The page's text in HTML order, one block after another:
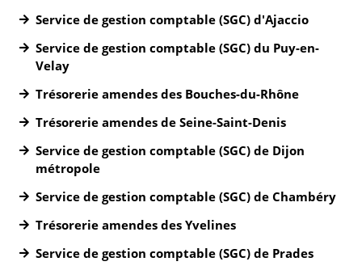
Service de gestion comptable (SGC) d'Ajaccio
Service de gestion comptable (SGC) du Puy-en-
Velay
Trésorerie amendes des Bouches-du-Rhône
Trésorerie amendes de Seine-Saint-Denis
Service de gestion comptable (SGC) de Dijon
métropole
Service de gestion comptable (SGC) de Chambéry
Trésorerie amendes des Yvelines
Service de gestion comptable (SGC) de Prades